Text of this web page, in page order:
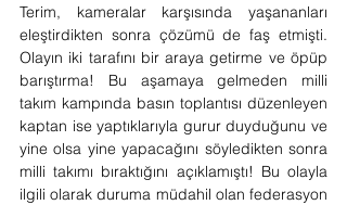
Terim, kameralar karşısında yaşananları
eleştirdikten sonra çözümü de faş etmişti.
Olayın iki tarafını bir araya getirme ve öpüp
barıştırma! Bu aşamaya gelmeden milli
takım kampında basın toplantısı düzenleyen
kaptan ise yaptıklarıyla gurur duyduğunu ve
yine olsa yine yapacağını söyledikten sonra
milli takımı bıraktığını açıklamıştı! Bu olayla
ilgili olarak duruma müdahil olan federasyon